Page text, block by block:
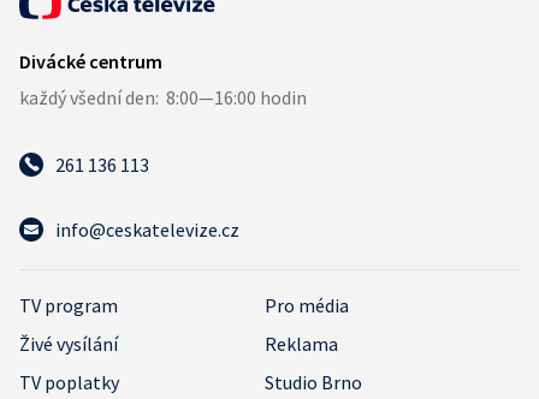
261 136 113
info@ceskatelevize.cz
TV program
Pro média
Živé vysílání
Reklama
TV poplatky
Studio Brno